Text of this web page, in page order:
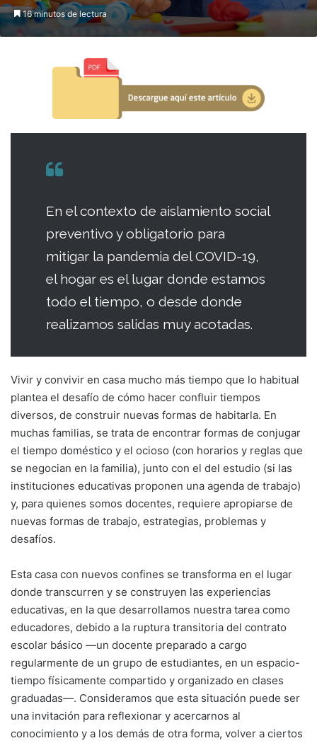
16 minutos de lectura
En el contexto de aislamiento social
preventivo y obligatorio para
mitigar la pandemia del COVID-19,
el hogar es el lugar donde estamos
todo el tiempo, o desde donde
realizamos salidas muy acotadas.
Vivir y convivir en casa mucho más tiempo que lo habitual
plantea el desafío de cómo hacer confluir tiempos
diversos, de construir nuevas formas de habitarla. En
muchas familias, se trata de encontrar formas de conjugar
el tiempo doméstico y el ocioso (con horarios y reglas que
se negocian en la familia), junto con el del estudio (si las
instituciones educativas proponen una agenda de trabajo)
y, para quienes somos docentes, requiere apropiarse de
nuevas formas de trabajo, estrategias, problemas y
desafíos.
Esta casa con nuevos confines se transforma en el lugar
donde transcurren y se construyen las experiencias
educativas, en la que desarrollamos nuestra tarea como
educadores, debido a la ruptura transitoria del contrato
escolar básico —un docente preparado a cargo
regularmente de un grupo de estudiantes, en un espacio-
tiempo físicamente compartido y organizado en clases
graduadas—. Consideramos que esta situación puede ser
una invitación para reflexionar y acercarnos al
conocimiento y a los demás de otra forma, volver a ciertos